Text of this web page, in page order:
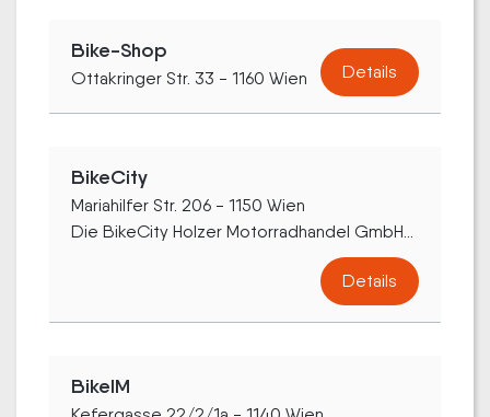
Bike-Shop
Ottakringer Str. 33 - 1160 Wien Details
BikeCity
Mariahilfer Str. 206 - 1150 Wien
Die BikeCity Holzer Motorradhandel GmbH...
Details
BikeIM